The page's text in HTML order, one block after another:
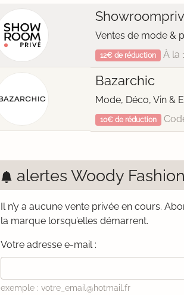
Ventes de mode &
12€ de réduction À la
Bazarchic
Mode, Déco, Vin &
10€ de réduction
alertes Woody Fashion
Il n’y a aucune vente privée en cours.
la marque lorsqu’elles démarrent.
Votre adresse e-mail :
exemple : votre_email@hotmail.fr